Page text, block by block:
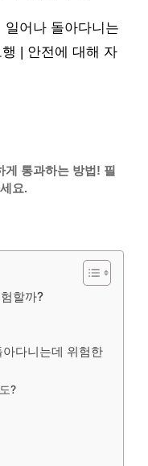
일어나 돌아다니는
| 안전에 대해 자
통과하는 방법! 필
요.
할까?
다니는데 위험한
?